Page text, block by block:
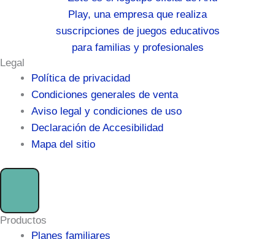
Legal
Política de privacidad
Condiciones generales de venta
Aviso legal y condiciones de uso
Declaración de Accesibilidad
Mapa del sitio
Productos
Planes familiares